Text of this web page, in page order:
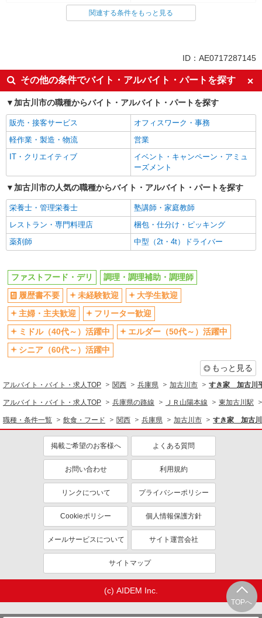
同じ雇用形態から東加古川駅の求人を探す
履歴書不要
未経験歓迎
大学生歓迎
主婦・主夫歓迎
フリーター歓迎
ミドル（40代～）活躍中
エルダー（50代～）活躍中
シニア（60代～）活躍中
週2～3日勤務OK
短時間勤務（1日4h以内）OK
深夜
車通勤OK
扶養内勤務OK
社会保険あり
まかない・食事補助
社割・特典あり
制服貸与
研修制度あり
社員登用あり
同じ職種から求人を探す
飲食・フード
ファストフード・デリ
調理・調理補助・調理師
同じ特徴から求人を探す
未経験歓迎
大学生歓迎
ミドル（40代～）活躍中
関連する条件をもっと見る
ID：AE0717287145
その他の条件でバイト・アルバイト・パートを探す
加古川市の職種からバイト・アルバイト・パートを探す
販売・接客サービス
オフィスワーク・事務
軽作業・製造・物流
営業
IT・クリエイティブ
イベント・キャンペーン・アミュ
ーズメント
加古川市の人気の職種からバイト・アルバイト・パートを探す
栄養士・管理栄養士
塾講師・家庭教師
レストラン・専門料理店
梱包・仕分け・ピッキング
薬剤師
中型（2t・4t）ドライバー
TOPへ
ファストフード・デリ
調理・調理補助・調理師
履歴書不要
未経験歓迎
大学生歓迎
主婦・主夫歓迎
フリーター歓迎
ミドル（40代～）活躍中
エルダー（50代～）活躍中
シニア（60代～）活躍中
もっと見る
アルバイト・バイト・求人TOP 関西 兵庫県 加古川市 すき家 加古川
アルバイト・バイト・求人TOP 兵庫県の路線 ＪＲ山陽本線 東加古川駅
職種・条件一覧 飲食・フード 関西 兵庫県 加古川市 すき家 加古川
掲載ご希望のお客様へ よくある質問
お問い合わせ 利用規約
リンクについて プライバシーポリシー
Cookieポリシー 個人情報保護方針
メールサービスについて サイト運営会社
サイトマップ
(c) AIDEM Inc.